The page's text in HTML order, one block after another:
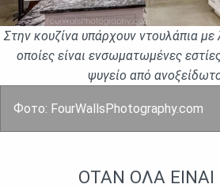
Στην κουζίνα υπάρχουν ντουλάπια με
οποίες είναι ενσωματωμένες
ψυγείο από
Фото: FourWallsPhotography.com
ΌΤΑΝ ΌΛΑ